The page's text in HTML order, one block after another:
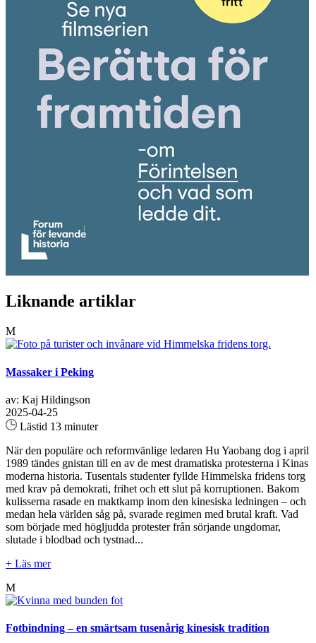
Liknande artiklar
M
Massaker i Peking
av: Kaj Hildingson
2025-04-25
Lästid 13 minuter
När den populäre och reformvänlige ledaren Hu Yaobang dog i april
1989 tändes gnistan till en av de mest dramatiska protesterna i Kinas
moderna historia. Tusentals studenter fyllde Himmelska fridens torg
med krav på demokrati, frihet och ett slut på korruptionen. Bakom
kulisserna rasade en maktkamp inom den kinesiska ledningen – och
medan hela världen såg på, svarade regimen med brutal kraft. Vad
som började med högljudda protester från sörjande ungdomar,
slutade i blodbad och tystnad...
+ Läs mer
M
Fotbindning – en smärtsam tusenårig kinesisk tradition